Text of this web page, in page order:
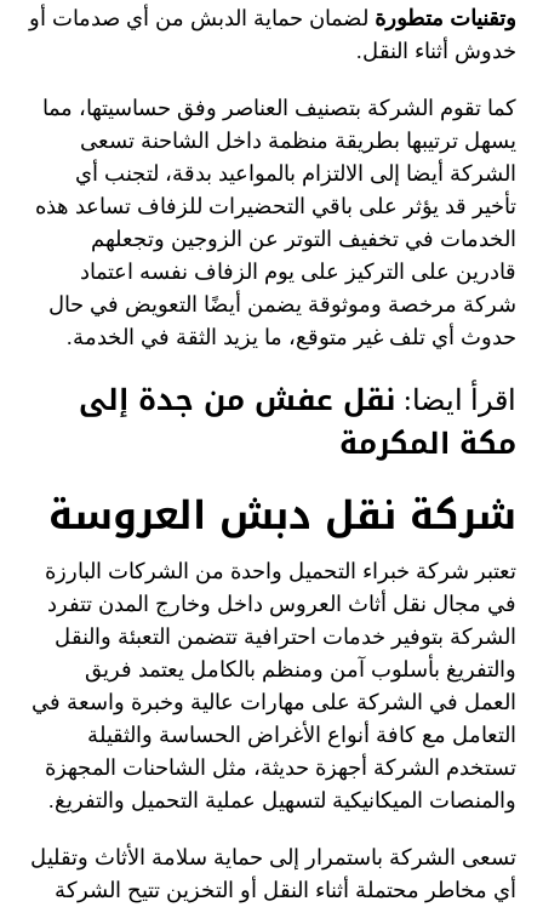
وتقنيات متطورة لضمان حماية الدبش من أي صدمات أو
خدوش أثناء النقل.
كما تقوم الشركة بتصنيف العناصر وفق حساسيتها، مما
يسهل ترتيبها بطريقة منظمة داخل الشاحنةتسعى
الشركة أيضا إلى الالتزام بالمواعيد بدقة، لتجنب أي
تأخير قد يؤثر على باقي التحضيرات للزفافتساعد هذه
الخدمات في تخفيف التوتر عن الزوجين وتجعلهم
قادرين على التركيز على يوم الزفاف نفسه
اعتماد
شركة مرخصة وموثوقة يضمن أيضًا التعويض في حال
حدوث أي تلف غير متوقع، ما يزيد الثقة في الخدمة.
اقرأ ايضا: نقل عفش من جدة إلى
مكة المكرمة
شركة نقل دبش العروسة
تعتبر شركة خبراء التحميل واحدة من الشركات البارزة
في مجال نقل أثاث العروس داخل وخارج المدنتتفرد
الشركة بتوفير خدمات احترافية تتضمن التعبئة والنقل
والتفريغ بأسلوب آمن ومنظم بالكامل يعتمد فريق
العمل في الشركة على مهارات عالية وخبرة واسعة في
التعامل مع كافة أنواع الأغراض الحساسة والثقيلة
تستخدم الشركة أجهزة حديثة، مثل الشاحنات المجهزة
والمنصات الميكانيكية لتسهيل عملية التحميل والتفريغ.
تسعى الشركة باستمرار إلى حماية سلامة الأثاث وتقليل
أي مخاطر محتملة أثناء النقل أو التخزينتتيح الشركة